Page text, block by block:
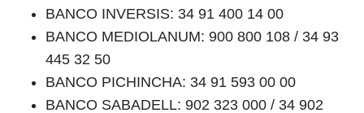
BANCO INVERSIS: 34 91 400 14 00
BANCO MEDIOLANUM: 900 800 108 / 34 93
445 32 50
BANCO PICHINCHA: 34 91 593 00 00
BANCO SABADELL: 902 323 000 / 34 902